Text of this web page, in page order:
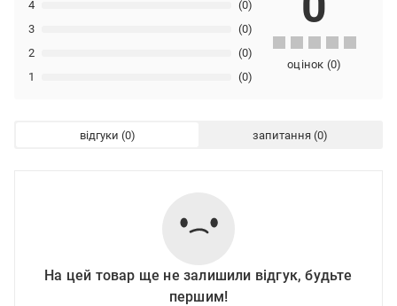
1 (0)
2 (0)
3 (0)
4 (0)
оцінок (0)
відгуки запитання
На цей товар ще не залишили відгук, будьте
першим!